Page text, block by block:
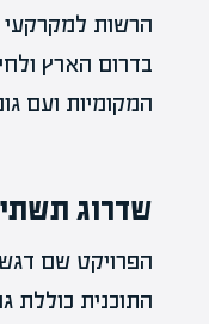
הרשות
בדרום הארץ
המקומיות ועם
שדרוג
התוכנית כוללת